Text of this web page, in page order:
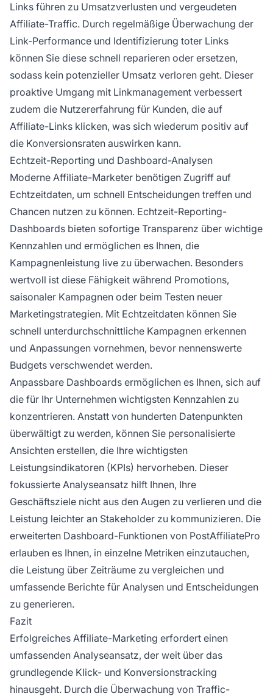
Links führen zu Umsatzverlusten und vergeudeten
Affiliate-Traffic. Durch regelmäßige Überwachung der
Link-Performance und Identifizierung toter Links
können Sie diese schnell reparieren oder ersetzen,
sodass kein potenzieller Umsatz verloren geht. Dieser
proaktive Umgang mit Linkmanagement verbessert
zudem die Nutzererfahrung für Kunden, die auf
Affiliate-Links klicken, was sich wiederum positiv auf
die Konversionsraten auswirken kann.
Echtzeit-Reporting und Dashboard-Analysen
Moderne Affiliate-Marketer benötigen Zugriff auf
Echtzeitdaten, um schnell Entscheidungen treffen und
Chancen nutzen zu können. Echtzeit-Reporting-
Dashboards bieten sofortige Transparenz über wichtige
Kennzahlen und ermöglichen es Ihnen, die
Kampagnenleistung live zu überwachen. Besonders
wertvoll ist diese Fähigkeit während Promotions,
saisonaler Kampagnen oder beim Testen neuer
Marketingstrategien. Mit Echtzeitdaten können Sie
schnell unterdurchschnittliche Kampagnen erkennen
und Anpassungen vornehmen, bevor nennenswerte
Budgets verschwendet werden.
Anpassbare Dashboards ermöglichen es Ihnen, sich auf
die für Ihr Unternehmen wichtigsten Kennzahlen zu
konzentrieren. Anstatt von hunderten Datenpunkten
überwältigt zu werden, können Sie personalisierte
Ansichten erstellen, die Ihre wichtigsten
Leistungsindikatoren (KPIs) hervorheben. Dieser
fokussierte Analyseansatz hilft Ihnen, Ihre
Geschäftsziele nicht aus den Augen zu verlieren und die
Leistung leichter an Stakeholder zu kommunizieren. Die
erweiterten Dashboard-Funktionen von PostAffiliatePro
erlauben es Ihnen, in einzelne Metriken einzutauchen,
die Leistung über Zeiträume zu vergleichen und
umfassende Berichte für Analysen und Entscheidungen
zu generieren.
Fazit
Erfolgreiches Affiliate-Marketing erfordert einen
umfassenden Analyseansatz, der weit über das
grundlegende Klick- und Konversionstracking
hinausgeht. Durch die Überwachung von Traffic-